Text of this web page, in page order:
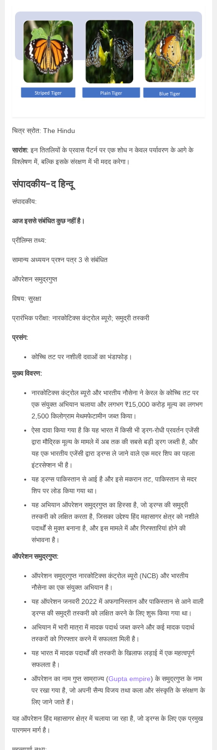
चित्र स्रोत: The Hindu
सारांश: इन तितलियों के प्रवास पैटर्न पर एक शोध न केवल पर्यावरण के आगे के
विश्लेषण में, बल्कि इसके संरक्षण में भी मदद करेगा।
संपादकीय-द हिन्दू
संपादकीय:
आज इससे संबंधित कुछ नहीं है।
प्रीलिम्स तथ्य:
सामान्य अध्ययन प्रश्न पत्र 3 से संबंधित
ऑपरेशन समुद्रगुप्त
विषय: सुरक्षा
प्रारंभिक परीक्षा: नारकोटिक्स कंट्रोल ब्यूरो; समुद्री तस्करी
प्रसंग:
कोच्चि तट पर नशीली दवाओं का भंडाफोड़।
मुख्य विवरण:
नारकोटिक्स कंट्रोल ब्यूरो और भारतीय नौसेना ने केरल के कोच्चि तट पर
एक संयुक्त अभियान चलाया और लगभग ₹15,000 करोड़ मूल्य का लगभग
2,500 किलोग्राम मेथमफेटामीन जब्त किया।
ऐसा दावा किया गया है कि यह भारत में किसी भी ड्रग-रोधी प्रवर्तन एजेंसी
द्वारा मौद्रिक मूल्य के मामले में अब तक की सबसे बड़ी ड्रग जब्ती है, और
यह एक भारतीय एजेंसी द्वारा ड्रग्स ले जाने वाले एक मदर शिप का पहला
इंटरसेप्शन भी है।
यह ड्रग्स पाकिस्तान से आई है और इसे मकरान तट, पाकिस्तान से मदर
शिप पर लोड किया गया था।
यह अभियान ऑपरेशन समुद्रगुप्त का हिस्सा है, जो ड्रग्स की समुद्री
तस्करी को लक्षित करता है, जिसका उद्देश्य हिंद महासागर क्षेत्र को नशीले
पदार्थों से मुक्त बनाना है, और इस मामले में और गिरफ्तारियां होने की
संभावना है।
ऑपरेशन समुद्रगुप्त:
ऑपरेशन समुद्रगुप्त नारकोटिक्स कंट्रोल ब्यूरो (NCB) और भारतीय
नौसेना का एक संयुक्त अभियान है।
यह ऑपरेशन जनवरी 2022 में अफगानिस्तान और पाकिस्तान से आने वाली
ड्रग्स की समुद्री तस्करी को लक्षित करने के लिए शुरू किया गया था।
अभियान में भारी मात्रा में मादक पदार्थ जब्त करने और कई मादक पदार्थ
तस्करों को गिरफ्तार करने में सफलता मिली है।
यह भारत में मादक पदार्थों की तस्करी के खिलाफ लड़ाई में एक महत्वपूर्ण
सफलता है।
ऑपरेशन का नाम गुप्त साम्राज्य (Gupta empire) के समुद्रगुप्त के नाम
पर रखा गया है, जो अपनी सैन्य विजय तथा कला और संस्कृति के संरक्षण के
लिए जाने जाते हैं।
यह ऑपरेशन हिंद महासागर क्षेत्र में चलाया जा रहा है, जो ड्रग्स के लिए एक प्रमुख
पारगमन मार्ग है।